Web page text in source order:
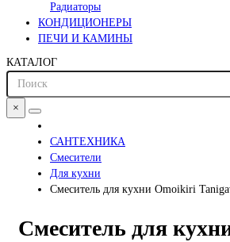
Радиаторы
КОНДИЦИОНЕРЫ
ПЕЧИ И КАМИНЫ
КАТАЛОГ
×
САНТЕХНИКА
Смесители
Для кухни
Смеситель для кухни Omoikiri
Смеситель для